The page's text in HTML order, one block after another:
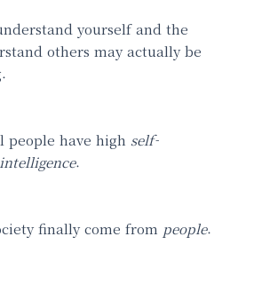
yourself and the
others may actually be
people have high self-
.
finally come from people.